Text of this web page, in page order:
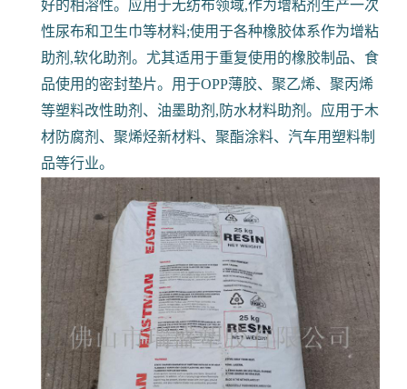
好的相溶性。应用于无纺布领域,作为增粘剂生产一次
性尿布和卫生巾等材料;使用于各种橡胶体系作为增粘
助剂,软化助剂。尤其适用于重复使用的橡胶制品、食
品使用的密封垫片。用于OPP薄胶、聚乙烯、聚丙烯
等塑料改性助剂、油墨助剂,防水材料助剂。应用于木
材防腐剂、聚烯烃新材料、聚酯涂料、汽车用塑料制
品等行业。